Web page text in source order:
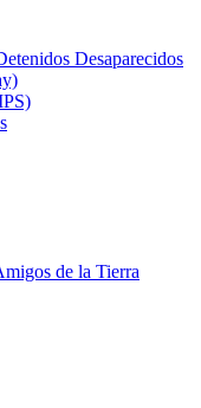
Desaparecidos
de la Tierra